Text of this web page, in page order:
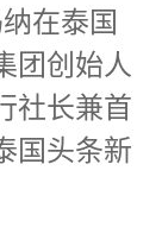
在泰国
团创始人
社长兼首
国头条新